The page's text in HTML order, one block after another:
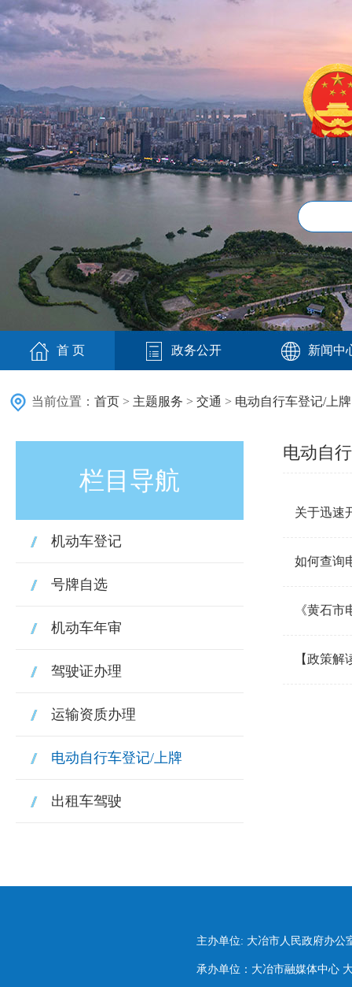
首 页 政务公开 新闻中
当前位置： 首页 > 主题服务 > 交通 > 电动自行车登记/上牌
栏目导航
机动车登记
号牌自选
机动车年审
驾驶证办理
运输资质办理
电动自行车登记/上牌
出租车驾驶
电动自
关于迅速
如何查询
《黄石
【政策
主办单位: 大冶市人民政府办公
承办单位：大冶市融媒体中心